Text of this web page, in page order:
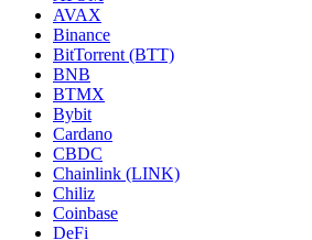
AVAX
Binance
BitTorrent (BTT)
BNB
BTMX
Bybit
Cardano
CBDC
Chainlink (LINK)
Chiliz
Coinbase
DeFi